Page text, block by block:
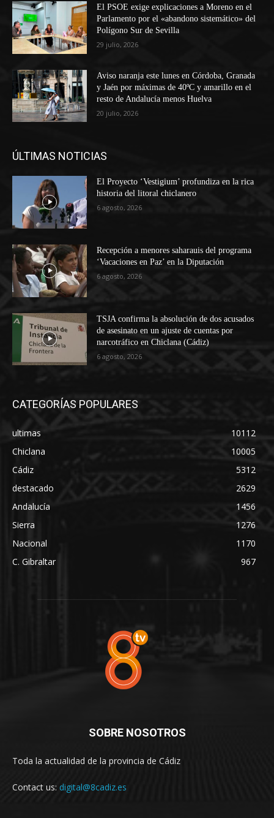
El PSOE exige explicaciones a Moreno en el
Parlamento por el «abandono sistemático» del
Polígono Sur de Sevilla
29 julio, 2026
Aviso naranja este lunes en Córdoba, Granada
y Jaén por máximas de 40ºC y amarillo en el
resto de Andalucía menos Huelva
20 julio, 2026
ÚLTIMAS NOTICIAS
El Proyecto ‘Vestigium’ profundiza en la rica
historia del litoral chiclanero
6 agosto, 2026
Recepción a menores saharauis del programa
‘Vacaciones en Paz’ en la Diputación
6 agosto, 2026
TSJA confirma la absolución de dos acusados
de asesinato en un ajuste de cuentas por
narcotráfico en Chiclana (Cádiz)
6 agosto, 2026
CATEGORÍAS POPULARES
ultimas
10112
Chiclana
10005
Cádiz
5312
destacado
2629
Andalucía
1456
Sierra
1276
Nacional
1170
C. Gibraltar
967
SOBRE NOSOTROS
Toda la actualidad de la provincia de Cádiz
Contact us: digital@8cadiz.es